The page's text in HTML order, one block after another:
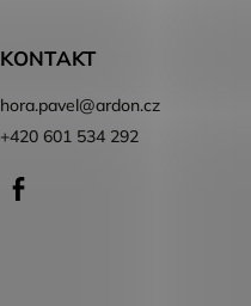
KONTAKT
hora.pavel@ardon.cz
+420 601 534 292